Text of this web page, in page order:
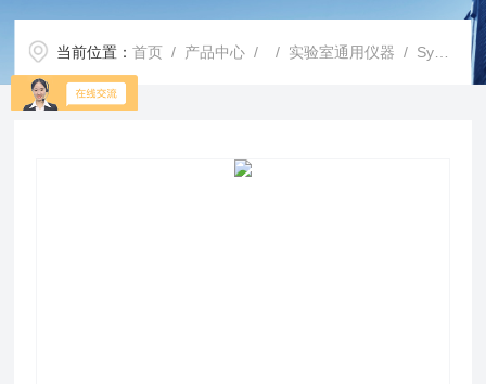
当前位置：首页 / 产品中心 / / 实验室通用仪器 / SymphonyCCD探测器